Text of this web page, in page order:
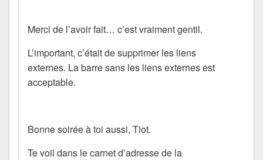
Merci de l’avoir fait… c’est vraiment gentil.
L’important, c’était de supprimer les liens
externes. La barre sans les liens externes est
acceptable.
Bonne soirée à toi aussi, Tiot.
Te voil dans le carnet d’adresse de la